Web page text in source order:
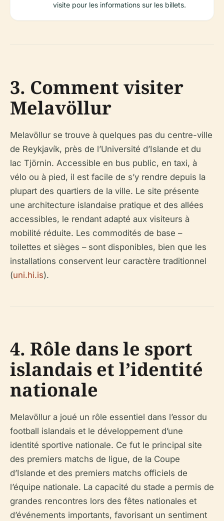
visite pour les informations sur les billets.
3. Comment visiter
Melavöllur
Melavöllur se trouve à quelques pas du centre-ville
de Reykjavík, près de l’Université d’Islande et du
lac Tjörnin. Accessible en bus public, en taxi, à
vélo ou à pied, il est facile de s’y rendre depuis la
plupart des quartiers de la ville. Le site présente
une architecture islandaise pratique et des allées
accessibles, le rendant adapté aux visiteurs à
mobilité réduite. Les commodités de base –
toilettes et sièges – sont disponibles, bien que les
installations conservent leur caractère traditionnel
(uni.hi.is).
4. Rôle dans le sport
islandais et l’identité
nationale
Melavöllur a joué un rôle essentiel dans l’essor du
football islandais et le développement d’une
identité sportive nationale. Ce fut le principal site
des premiers matchs de ligue, de la Coupe
d’Islande et des premiers matchs officiels de
l’équipe nationale. La capacité du stade a permis de
grandes rencontres lors des fêtes nationales et
d’événements importants, favorisant un sentiment